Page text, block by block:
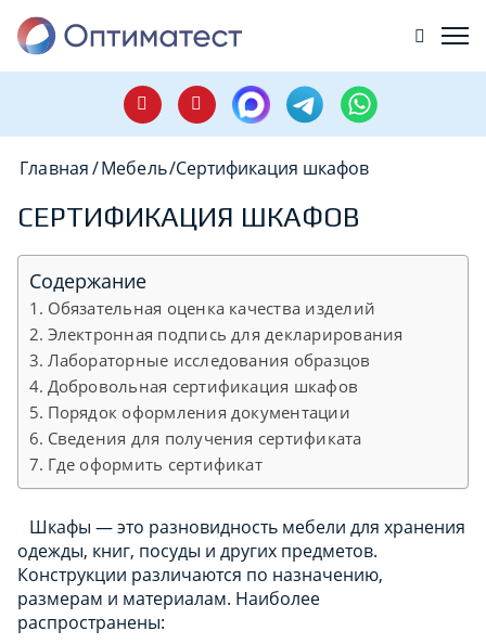
Главная/Мебель/Сертификация шкафов
СЕРТИФИКАЦИЯ ШКАФОВ
Содержание
Обязательная оценка качества изделий
Электронная подпись для декларирования
Лабораторные исследования образцов
Добровольная сертификация шкафов
Порядок оформления документации
Сведения для получения сертификата
Где оформить сертификат
Шкафы — это разновидность мебели для хранения
одежды, книг, посуды и других предметов.
Конструкции различаются по назначению,
размерам и материалам. Наиболее
распространены: